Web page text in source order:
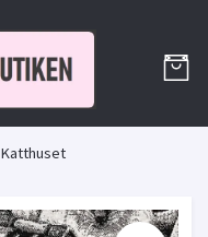
Katthuset